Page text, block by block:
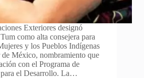
Exteriores designó
como alta consejera para
y los Pueblos Indígenas
México, nombramiento que
con el Programa de
el Desarrollo. La…